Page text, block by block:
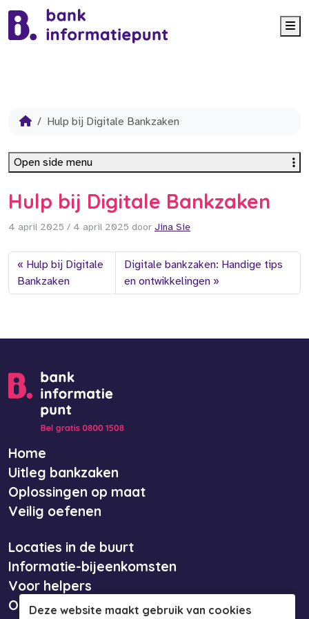
Hulp bij Digitale Bankzaken
Hulp bij Digitale Bankzaken
4 april 2025 / 4 april 2025 door Jina Sie
Hulp bij Digitale
Bankzaken
Digitale bankzaken: Handige tips
en ontwikkelingen
Open side menu
Home
Uitleg bankzaken
Oplossingen op maat
Veilig oefenen
Locaties in de buurt
Informatie-bijeenkomsten
Voor helpers
Over ons
Deze website maakt gebruik van cookies